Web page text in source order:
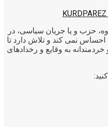
حزب و یا جریان سیاسی، در
نمی کند و تلاش دارد تا
به وقایع و رخدادهای